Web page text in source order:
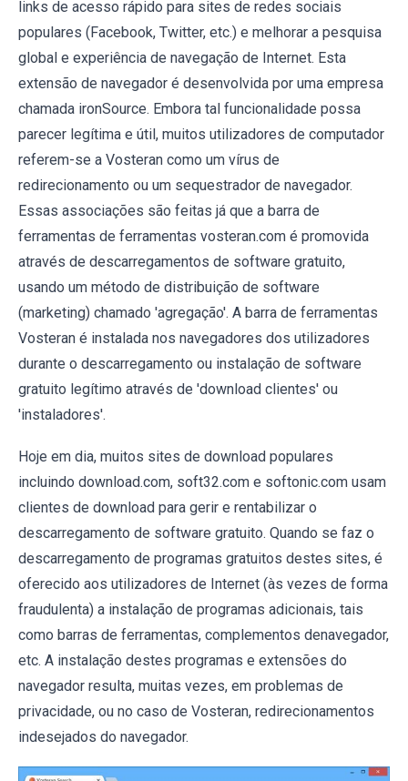
links de acesso rápido para sites de redes sociais
populares (Facebook, Twitter, etc.) e melhorar a pesquisa
global e experiência de navegação de Internet. Esta
extensão de navegador é desenvolvida por uma empresa
chamada ironSource. Embora tal funcionalidade possa
parecer legítima e útil, muitos utilizadores de computador
referem-se a Vosteran como um vírus de
redirecionamento ou um sequestrador de navegador.
Essas associações são feitas já que a barra de
ferramentas de ferramentas vosteran.com é promovida
através de descarregamentos de software gratuito,
usando um método de distribuição de software
(marketing) chamado 'agregação'. A barra de ferramentas
Vosteran é instalada nos navegadores dos utilizadores
durante o descarregamento ou instalação de software
gratuito legítimo através de 'download clientes' ou
'instaladores'.
Hoje em dia, muitos sites de download populares
incluindo download.com, soft32.com e softonic.com usam
clientes de download para gerir e rentabilizar o
descarregamento de software gratuito. Quando se faz o
descarregamento de programas gratuitos destes sites, é
oferecido aos utilizadores de Internet (às vezes de forma
fraudulenta) a instalação de programas adicionais, tais
como barras de ferramentas, complementos denavegador,
etc. A instalação destes programas e extensões do
navegador resulta, muitas vezes, em problemas de
privacidade, ou no caso de Vosteran, redirecionamentos
indesejados do navegador.